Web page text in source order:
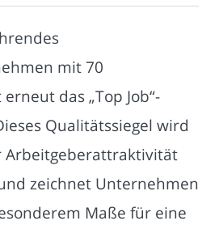
mit 70
das „Top Job“-
Qualitätssiegel wird
Arbeitgeberattraktivität
zeichnet Unternehmen
Maße für eine